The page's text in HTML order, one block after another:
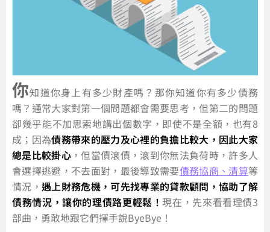
你知道你身上有多少財產嗎？那你知道你有多少債務
嗎？通常大家對第一個問題都會需要思考，但第二的問題
卻幾乎能不加思索地講出個數字，即使不是全額，也有8
成；因為債務帶來的壓力及心裡的負擔比較大，因此大家
總是比較掛心 ，但當債滾債，滾到你無法負荷時，許多人
會選擇逃避，不去面對，最後導致需要債務協商、清算等
情況， 遇上財務危機，可先找專業的貸款顧問，協助了解
債務情況，讓你的理債路更輕鬆！現在，先來看看理債3
部曲，勇敢地跟它們揮手說ByeBye！